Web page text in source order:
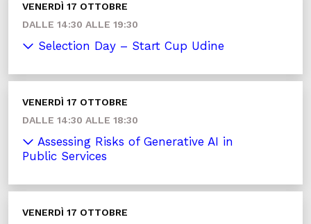
VENERDÌ 17 OTTOBRE
DALLE 14:30 ALLE 19:30
Selection Day – Start Cup Udine
VENERDÌ 17 OTTOBRE
DALLE 14:30 ALLE 18:30
Assessing Risks of Generative AI in
Public Services
VENERDÌ 17 OTTOBRE